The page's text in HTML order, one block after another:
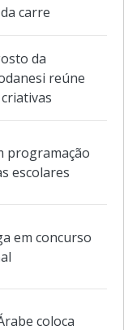
ao palco de
Clássicos" e
carre
da
escolares